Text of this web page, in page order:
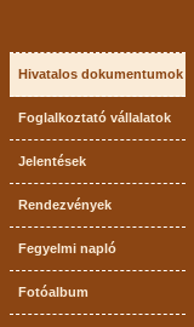
Hivatalos dokumentumok
Foglalkoztató vállalatok
Jelentések
Rendezvények
Fegyelmi napló
Fotóalbum